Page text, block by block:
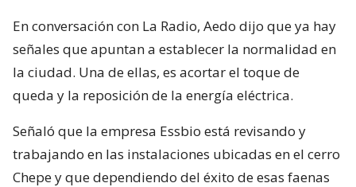
En conversación con La Radio, Aedo dijo que ya hay
señales que apuntan a establecer la normalidad en
la ciudad. Una de ellas, es acortar el toque de
queda y la reposición de la energía eléctrica.
Señaló que la empresa Essbio está revisando y
trabajando en las instalaciones ubicadas en el cerro
Chepe y que dependiendo del éxito de esas faenas